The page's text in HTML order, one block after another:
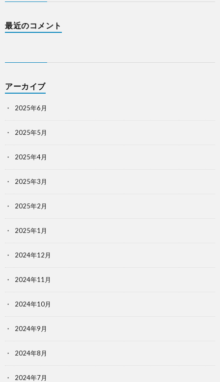
最近のコメント
アーカイブ
2025年6月
2025年5月
2025年4月
2025年3月
2025年2月
2025年1月
2024年12月
2024年11月
2024年10月
2024年9月
2024年8月
2024年7月